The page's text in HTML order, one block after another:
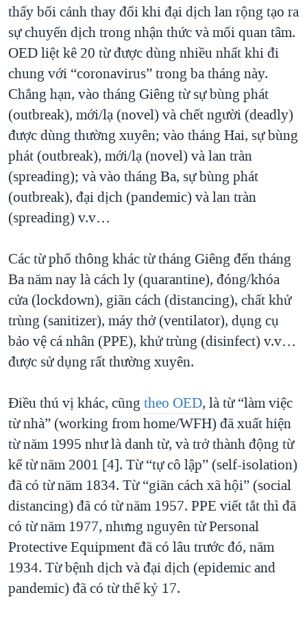
thấy bối cảnh thay đổi khi đại dịch lan rộng tạo ra
sự chuyển dịch trong nhận thức và mối quan tâm.
OED liệt kê 20 từ được dùng nhiều nhất khi đi
chung với “coronavirus” trong ba tháng này.
Chẳng hạn, vào tháng Giêng từ sự bùng phát
(outbreak), mới/lạ (novel) và chết người (deadly)
được dùng thường xuyên; vào tháng Hai, sự bùng
phát (outbreak), mới/lạ (novel) và lan tràn
(spreading); và vào tháng Ba, sự bùng phát
(outbreak), đại dịch (pandemic) và lan tràn
(spreading) v.v…
Các từ phổ thông khác từ tháng Giêng đến tháng
Ba năm nay là cách ly (quarantine), đóng/khóa
cửa (lockdown), giãn cách (distancing), chất khử
trùng (sanitizer), máy thở (ventilator), dụng cụ
bảo vệ cá nhân (PPE), khử trùng (disinfect) v.v…
được sử dụng rất thường xuyên.
Điều thú vị khác, cũng theo OED, là từ “làm việc
từ nhà” (working from home/WFH) đã xuất hiện
từ năm 1995 như là danh từ, và trở thành động từ
kể từ năm 2001 [4]. Từ “tự cô lập” (self-isolation)
đã có từ năm 1834. Từ “giãn cách xã hội” (social
distancing) đã có từ năm 1957. PPE viết tắt thì đã
có từ năm 1977, nhưng nguyên từ Personal
Protective Equipment đã có lâu trước đó, năm
1934. Từ bệnh dịch và đại dịch (epidemic and
pandemic) đã có từ thế kỷ 17.